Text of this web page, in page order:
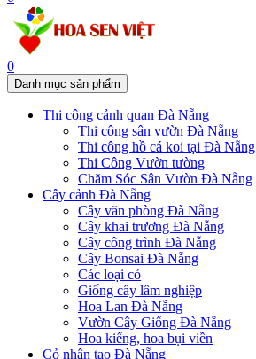
0
Danh mục sản phẩm
Thi công cảnh quan Đà Nẵng
Thi công sân vườn Đà Nẵng
Thi công hồ cá koi tại Đà Nẵng
Thi Công Vườn tường
Chăm Sóc Sân Vườn Đà Nẵng
Cây cảnh Đà Nẵng
Cây văn phòng Đà Nẵng
Cây khai trương Đà Nẵng
Cây công trình Đà Nẵng
Cây Bonsai Đà Nẵng
Các loại cỏ
Giống cây lâm nghiệp
Hoa Lan Đà Nẵng
Vườn Cây Giống Đà Nẵng
Hoa kiểng, hoa bụi viền
Cỏ nhân tạo Đà Nẵng